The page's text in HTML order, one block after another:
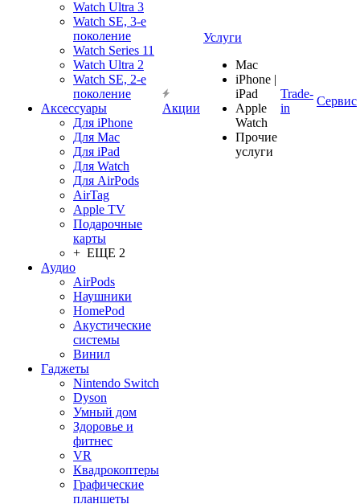
Watch Ultra 3
Watch SE, 3-е
поколение
Watch Series 11
Watch Ultra 2
Watch SE, 2-е
поколение
Аксессуары
Для iPhone
Для Mac
Для iPad
Для Watch
Для AirPods
AirTag
Apple TV
Подарочные
карты
+ ЕЩЕ 2
Аудио
AirPods
Наушники
HomePod
Акустические
системы
Винил
Гаджеты
Nintendo Switch
Dyson
Умный дом
Здоровье и
фитнес
VR
Квадрокоптеры
Графические
планшеты
Акции
Услуги
Mac
iPhone |
iPad
Apple
Watch
Прочие
услуги
Trade-
in
Сервис